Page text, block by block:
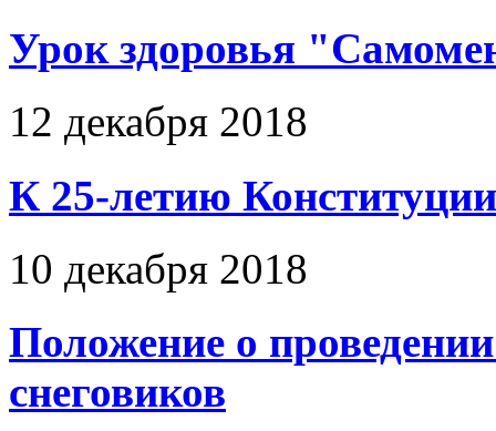
Урок здоровья
12 декабря 2018
К 25-летию Конституции
10 декабря 2018
Положение о
снеговиков